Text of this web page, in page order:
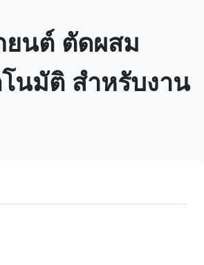
นต์ ตัดผสม
นมัติ สําหรับงาน